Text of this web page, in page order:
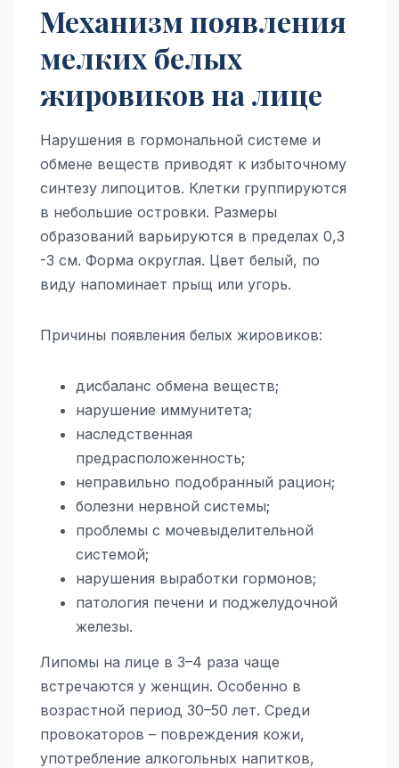
Механизм появления
мелких белых
жировиков на лице
Нарушения в гормональной системе и
обмене веществ приводят к избыточному
синтезу липоцитов. Клетки группируются
в небольшие островки. Размеры
образований варьируются в пределах 0,3
-3 см. Форма округлая. Цвет белый, по
виду напоминает прыщ или угорь.
Причины появления белых жировиков:
дисбаланс обмена веществ;
нарушение иммунитета;
наследственная
предрасположенность;
неправильно подобранный рацион;
болезни нервной системы;
проблемы с мочевыделительной
системой;
нарушения выработки гормонов;
патология печени и поджелудочной
железы.
Липомы на лице в 3–4 раза чаще
встречаются у женщин. Особенно в
возрастной период 30–50 лет. Среди
провокаторов – повреждения кожи,
употребление алкогольных напитков,